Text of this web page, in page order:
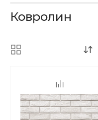
Ковролин